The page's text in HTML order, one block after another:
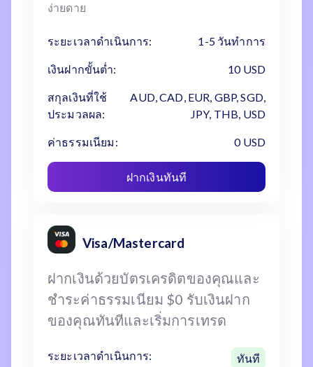
ง่ายดาย
ระยะเวลาดำเนินการ: 1-5 วันทำการ
เงินฝากขั้นต่ำ: 10 USD
สกุลเงินที่ใช้
ประมวลผล:
AUD, CAD, EUR, GBP, SGD,
JPY, THB, USD
ค่าธรรมเนียม: 0 USD
ฝากเงินทันที
Visa/Mastercard
ฝากเงินด้วยบัตรเครดิตของคุณและ
ชำระค่าธรรมเนียม $0 รับเงินฝาก
ของคุณทันทีและเริ่มการเทรด
ระยะเวลาดำเนินการ: ทันที